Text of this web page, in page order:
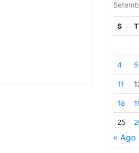
S T
4 5
11
18
25
« Ago